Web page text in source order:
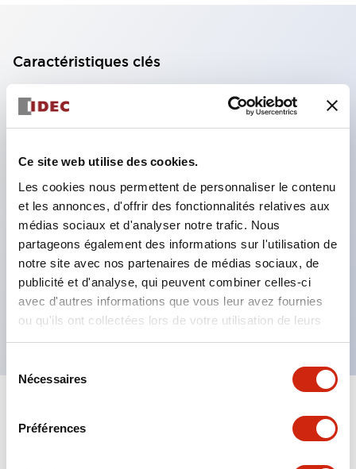
Ce site web utilise des cookies.
Les cookies nous permettent de personnaliser le contenu
et les annonces, d'offrir des fonctionnalités relatives aux
médias sociaux et d'analyser notre trafic. Nous
partageons également des informations sur l'utilisation de
notre site avec nos partenaires de médias sociaux, de
publicité et d'analyse, qui peuvent combiner celles-ci
avec d'autres informations que vous leur avez fournies
ou qu'ils ont collectées lors de votre utilisation de leurs
services.
Nécessaires
Préférences
Caractéristiques clés
Bloc de contact à 2 étages avec 2 contacts,
permettant une configuration à 4 contacts
contact à 11 étages), 59,9 mm (*bloc de contact à
22 étages). Conception peu encombrante
possible.
Structure de sécurité de 3e génération :
déclenchement à 2 actions, garde intégrée,
structure de protection des doigts IP20.
Tout développer+